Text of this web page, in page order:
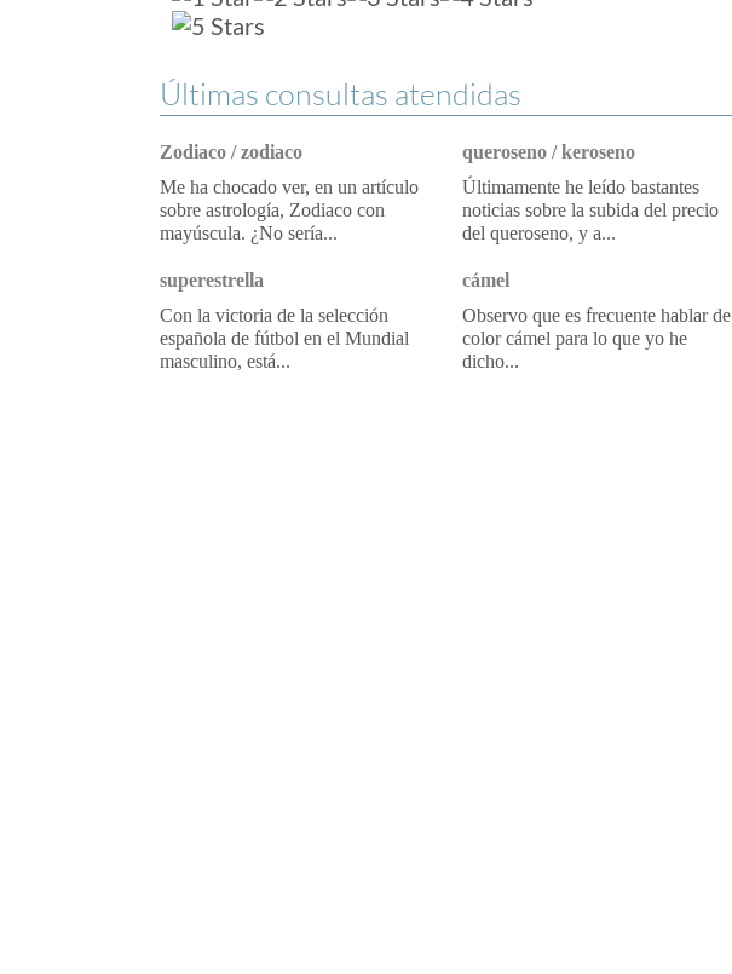
Últimas consultas atendidas
Zodiaco / zodiaco
Me ha chocado ver, en un artículo
sobre astrología, Zodiaco con
mayúscula. ¿No sería...
queroseno / keroseno
Últimamente he leído bastantes
noticias sobre la subida del precio
del queroseno, y a...
superestrella
Con la victoria de la selección
española de fútbol en el Mundial
masculino, está...
cámel
Observo que es frecuente hablar de
color cámel para lo que yo he
dicho...